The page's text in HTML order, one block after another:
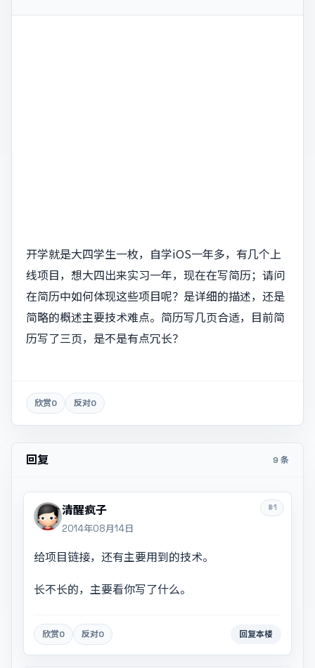
开学就是大四学生一枚，自学iOS一年多，有几个上
线项目，想大四出来实习一年，现在在写简历；请问
在简历中如何体现这些项目呢？是详细的描述，还是
简略的概述主要技术难点。简历写几页合适，目前简
历写了三页，是不是有点冗长？
欣赏0 反对0
回复 9 条
#1
清醒疯子
2014年08月14日
给项目链接，还有主要用到的技术。
长不长的，主要看你写了什么。
欣赏0 反对0 回复本楼